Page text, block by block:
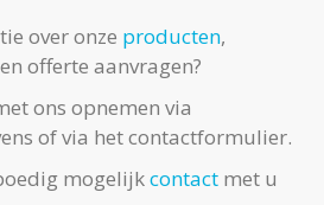
over onze producten,
offerte aanvragen?
ons opnemen via
of via het contactformulier.
mogelijkcontact met u